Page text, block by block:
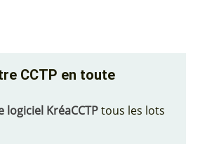
CCTP en toute
logiciel KréaCCTPtous les lots